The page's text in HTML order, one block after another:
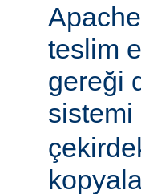
teslim
gereği
sistemi